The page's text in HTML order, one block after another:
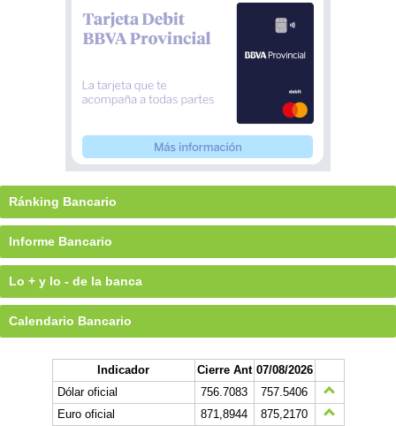
Ránking Bancario
Informe Bancario
Lo + y lo - de la banca
Calendario Bancario
Indicador Cierre Ant 07/08/2026
Dólar oficial
756.7083
757.5406
Euro oficial
871,8944
875,2170